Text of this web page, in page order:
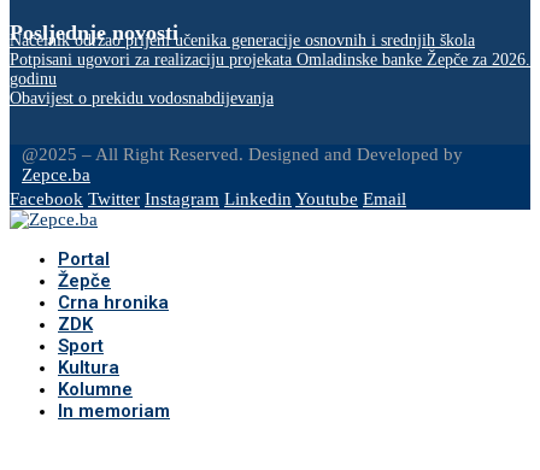
Posljednje novosti
Načelnik održao prijem učenika generacije osnovnih i srednjih škola
Potpisani ugovori za realizaciju projekata Omladinske banke Žepče za 2026.
godinu
Obavijest o prekidu vodosnabdijevanja
@2025 – All Right Reserved. Designed and Developed by
Zepce.ba
Facebook Twitter Instagram LinkedinYoutube Email
Portal
Žepče
Crna hronika
ZDK
Sport
Kultura
Kolumne
In memoriam